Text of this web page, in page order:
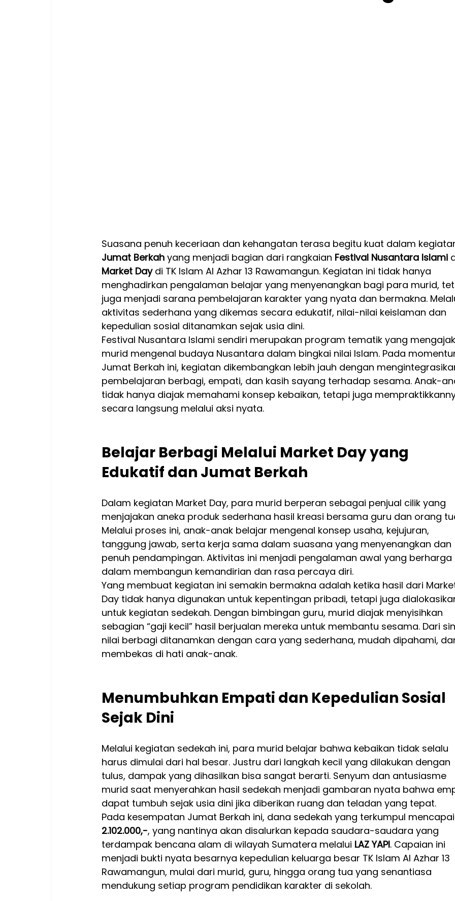
Suasana penuh keceriaan dan kehangatan terasa begitu kuat dalam
Jumat Berkah yang menjadi bagian dari rangkaian Festival Nusantara Islami
Market Day di TK Islam Al Azhar 13 Rawamangun. Kegiatan ini tidak hanya
menghadirkan pengalaman belajar yang menyenangkan bagi para murid,
juga menjadi sarana pembelajaran karakter yang nyata dan bermakna.
aktivitas sederhana yang dikemas secara edukatif, nilai-nilai keislaman dan
kepedulian sosial ditanamkan sejak usia dini.
Festival Nusantara Islami sendiri merupakan program tematik yang mengajak
murid mengenal budaya Nusantara dalam bingkai nilai Islam. Pada
Jumat Berkah ini, kegiatan dikembangkan lebih jauh dengan
pembelajaran berbagi, empati, dan kasih sayang terhadap sesama. Anak-
tidak hanya diajak memahami konsep kebaikan, tetapi juga
secara langsung melalui aksi nyata.
Belajar Berbagi Melalui Market Day yang
Edukatif dan Jumat Berkah
Dalam kegiatan Market Day, para murid berperan sebagai penjual cilik yang
menjajakan aneka produk sederhana hasil kreasi bersama guru dan orang
Melalui proses ini, anak-anak belajar mengenal konsep usaha, kejujuran,
tanggung jawab, serta kerja sama dalam suasana yang menyenangkan dan
penuh pendampingan. Aktivitas ini menjadi pengalaman awal yang berharga
dalam membangun kemandirian dan rasa percaya diri.
Yang membuat kegiatan ini semakin bermakna adalah ketika hasil dari
Day tidak hanya digunakan untuk kepentingan pribadi, tetapi juga
untuk kegiatan sedekah. Dengan bimbingan guru, murid diajak menyisihkan
sebagian “gaji kecil” hasil berjualan mereka untuk membantu sesama. Dari
nilai berbagi ditanamkan dengan cara yang sederhana, mudah dipahami,
membekas di hati anak-anak.
Menumbuhkan Empati dan Kepedulian Sosial
Sejak Dini
Melalui kegiatan sedekah ini, para murid belajar bahwa kebaikan tidak selalu
harus dimulai dari hal besar. Justru dari langkah kecil yang dilakukan dengan
tulus, dampak yang dihasilkan bisa sangat berarti. Senyum dan antusiasme
murid saat menyerahkan hasil sedekah menjadi gambaran nyata bahwa
dapat tumbuh sejak usia dini jika diberikan ruang dan teladan yang tepat.
Pada kesempatan Jumat Berkah ini, dana sedekah yang terkumpul mencapai
2.102.000,-, yang nantinya akan disalurkan kepada saudara-saudara yang
terdampak bencana alam di wilayah Sumatera melalui LAZ YAPI. Capaian ini
menjadi bukti nyata besarnya kepedulian keluarga besar TK Islam Al Azhar 13
Rawamangun, mulai dari murid, guru, hingga orang tua yang senantiasa
mendukung setiap program pendidikan karakter di sekolah.